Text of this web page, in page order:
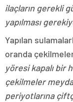
ilaçların gerekli
yapılması
Yapılan
oranda
yöresi kapalı bir
çekilmeler
periyotlarına